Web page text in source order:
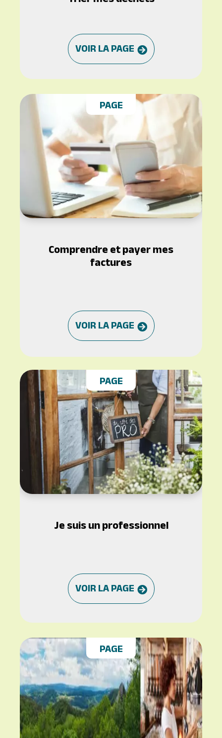
VOIR LA PAGE
Comprendre et payer mes
factures
VOIR LA PAGE
PAGE
Je suis un professionnel
VOIR LA PAGE
PAGE
PAGE